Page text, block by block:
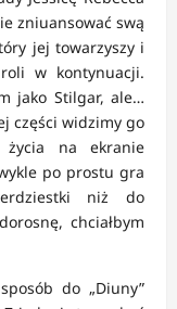
zniuansować swą
jej towarzyszy i
w kontynuacji.
jako Stilgar, ale…
części widzimy go
na ekranie
po prostu gra
niż do
chciałbym
do „Diuny”